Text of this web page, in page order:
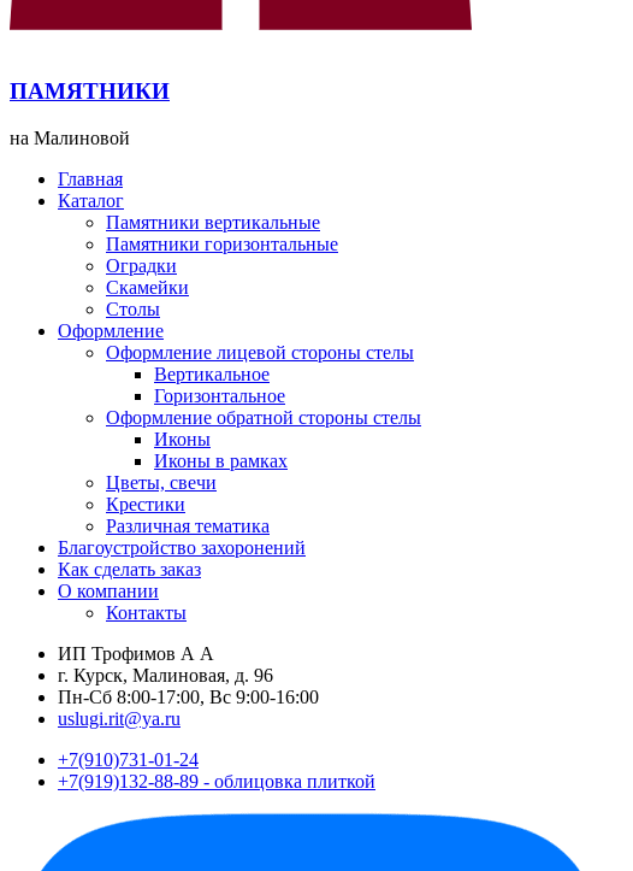
ПАМЯТНИКИ
на Малиновой
Главная
Каталог
Памятники вертикальные
Памятники горизонтальные
Оградки
Скамейки
Столы
Оформление
Оформление лицевой стороны стелы
Вертикальное
Горизонтальное
Оформление обратной стороны стелы
Иконы
Иконы в рамках
Цветы, свечи
Крестики
Различная тематика
Благоустройство захоронений
Как сделать заказ
О компании
Контакты
ИП Трофимов А А
г. Курск, Малиновая, д. 96
Пн-Сб 8:00-17:00, Вс 9:00-16:00
uslugi.rit@ya.ru
+7(910)731-01-24
+7(919)132-88-89 - облицовка плиткой